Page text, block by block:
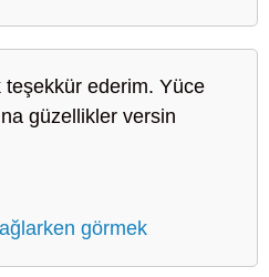
ederim. Yüce
güzellikler versin
görmek